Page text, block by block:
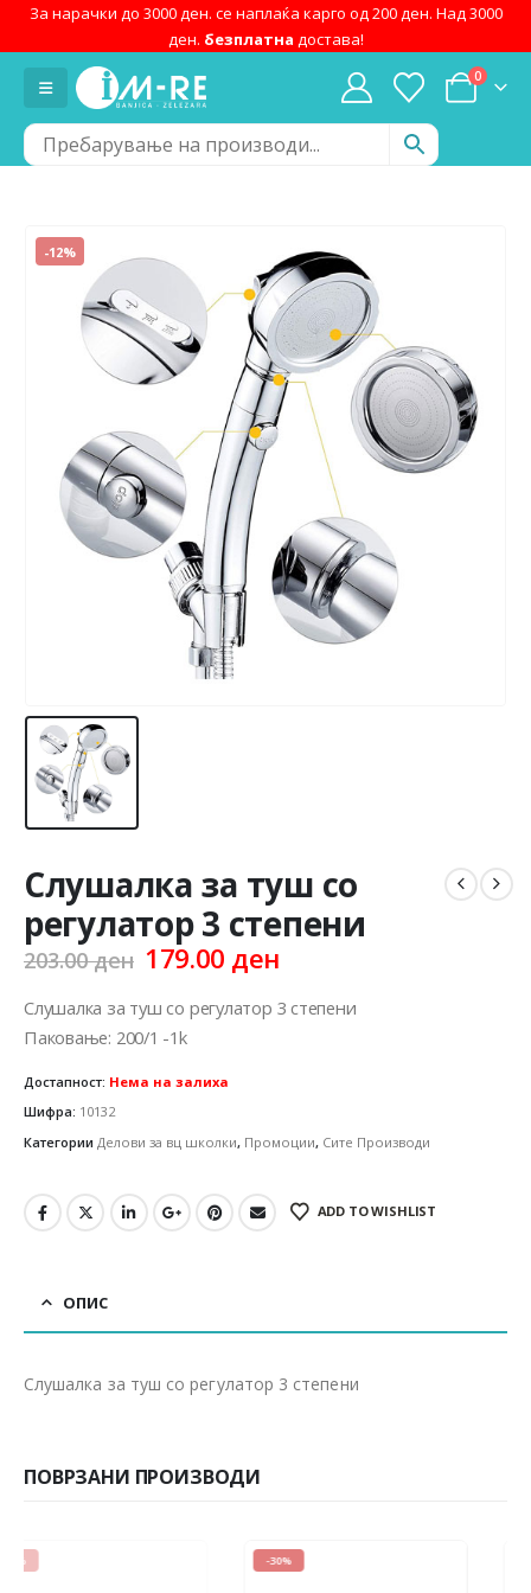
За нарачки до 3000 ден. се наплаќа карго од 200 ден. Над 3000
ден. безплатна достава!
0
-12%
Слушалка за туш со
регулатор 3 степени
203.00ден Original
was:
203.00 ден.
179.00 денCurrent
is:
Слушалка за туш со регулатор 3 степени
Паковање: 200/1 -1k
Достапност: Нема на залиха
Шифра: 10132
Категории Делови за вц школки, Промоции, Сите Производи
ADD TO WISHLIST
ОПИС
Слушалка за туш со регулатор 3 степени
ПОВРЗАНИ ПРОИЗВОДИ